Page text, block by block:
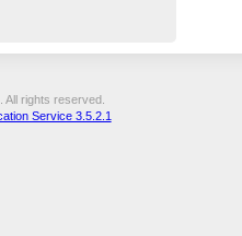
rights reserved.
Service 3.5.2.1